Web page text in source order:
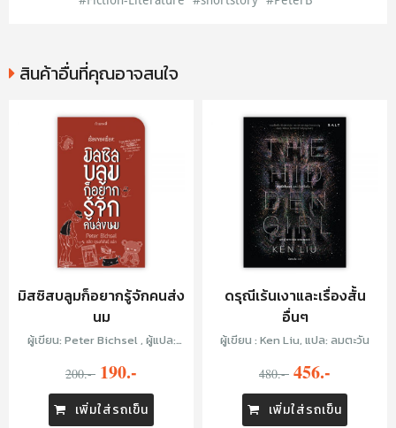
สินค้าอื่นที่คุณอาจสนใจ
มิสซิสบลูมก็อยากรู้จักคนส่ง
นม
ผู้เขียน: Peter Bichsel , ผู้แปล:
200.- 190.-
เพิ่มใส่รถเข็น
ดรุณีเร้นเงาและเรื่องสั้น
อื่นๆ
ผู้เขียน : Ken Liu, แปล: ลมตะวัน
480.- 456.-
เพิ่มใส่รถเข็น